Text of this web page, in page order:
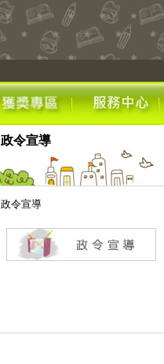
政令宣導
政令宣導